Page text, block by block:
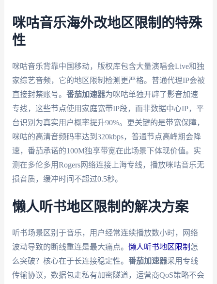
咪咕音乐海外改地区限制的特殊
性
咪咕音乐背靠中国移动，版权库包含大量演唱会Live和独
家综艺音频，它的地区限制检测更严格。普通代理IP会被
直接封禁账号。 番茄加速器为咪咕单独开辟了影音加速
专线，这些节点使用家庭宽带IP段，而非数据中心IP，平
台识别为真实用户概率提升90%。更关键的是带宽保障，
咪咕的高清音频码率达到320kbps，普通节点高峰期会降
速，番茄承诺的100M独享带宽在此场景下体现价值。实
测在多伦多用Rogers网络连接上海专线，播放咪咕音乐无
损音质，缓冲时间不超过0.5秒。
懒人听书地区限制的解决方案
听书场景区别于音乐，用户经常连续播放数小时，网络
波动导致的断线重连是最大痛点。 懒人听书地区限制 怎
么突破？核心在于长连接稳定性。 番茄加速器采用专线
传输协议，数据包走私有加密隧道，运营商QoS策略不会